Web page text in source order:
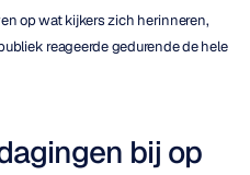
op wat kijkers zich herinneren,
reageerde gedurende de hele
bij op